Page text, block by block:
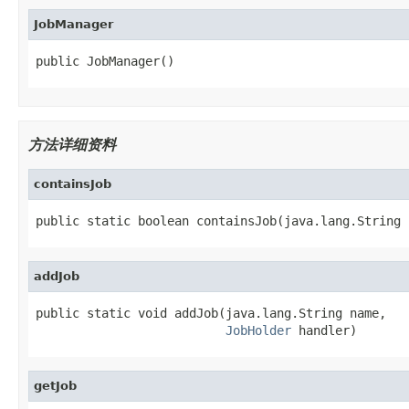
JobManager
public JobManager()
方法详细资料
containsJob
public static boolean containsJob(java.lang.String
addJob
public static void addJob(java.lang.String name,
JobHolder handler)
getJob